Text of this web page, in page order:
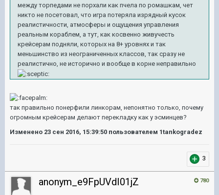
между торпедами не порхали как пчела по ромашкам, чет
никто не посетовал, что игра потеряла изрядный кусок
реалистичности, атмосферы и ощущения управления
реальным кораблем, а тут, как косвенно живучесть
крейсерам подняли, которых на 8+ уровнях и так
меньшинство из неограниченных классов, так сразу не
реалистично, не исторично и вообще в корне неправильно
так правильно понерфили линкорам, непонятно только, почему
огромным крейсерам делают перекладку как у эсминцев?
Изменено 23 сен 2016, 15:39:50 пользователем 1tankogradez
3
780
anonym_e9FpUVdI01jZ